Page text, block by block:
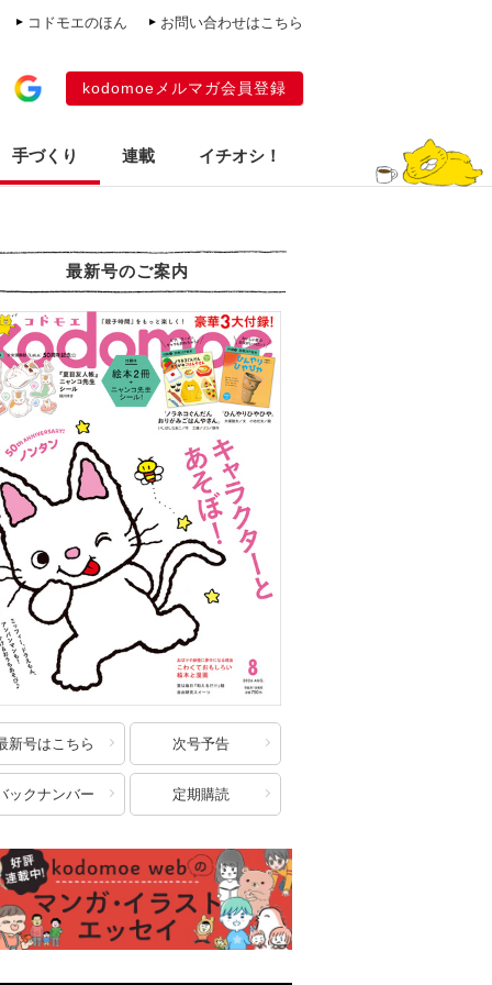
コドモエのほん お問い合わせはこちら
kodomoeメルマガ会員登録
手づくり 連載 イチオシ！
最新号のご案内
新号はこちら 次号予告
ックナンバー 定期購読